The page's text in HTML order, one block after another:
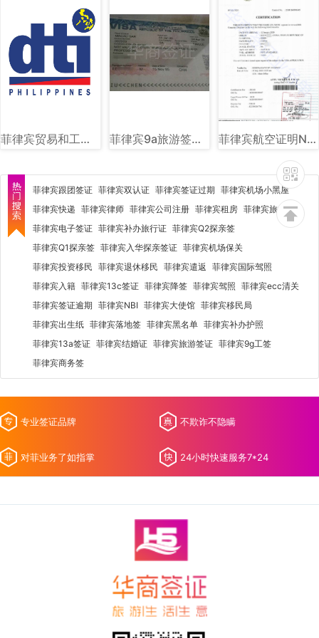
菲律宾贸易和工业部（DTI）图文讲解 菲律宾9a旅游签样式图片 菲律宾航空证明NTSP图片样式讲解
菲律宾跟团签证 菲律宾双认证 菲律宾签证过期 菲律宾机场小黑屋
菲律宾快递 菲律宾律师 菲律宾公司注册 菲律宾租房 菲律宾旅行社
菲律宾电子签证 菲律宾补办旅行证 菲律宾Q2探亲签
菲律宾Q1探亲签 菲律宾入华探亲签证 菲律宾机场保关
菲律宾投资移民 菲律宾退休移民 菲律宾遣返
菲律宾国际驾照
菲律宾入籍 菲律宾13c签证 菲律宾降签 菲律宾驾照 菲律宾ecc清关
菲律宾签证逾期 菲律宾NBI 菲律宾大使馆 菲律宾移民局
菲律宾出生纸 菲律宾落地签 菲律宾黑名单 菲律宾补办护照
菲律宾13a签证 菲律宾结婚证 菲律宾旅游签证 菲律宾9g工签
菲律宾商务签
专业签证品牌 不欺诈不隐瞒
对菲业务了如指掌 24小时快速服务7*24